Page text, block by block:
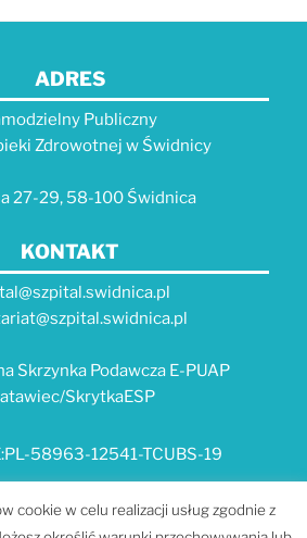
ADRES
Publiczny
Zdrowotnej w Świdnicy
27-29, 58-100 Świdnica
KONTAKT
Skrzynka Podawcza E-PUAP
SkrytkaESP
58963-12541-TCUBS-19
E-USŁUGI
cookie w celu realizacji usług zgodnie z